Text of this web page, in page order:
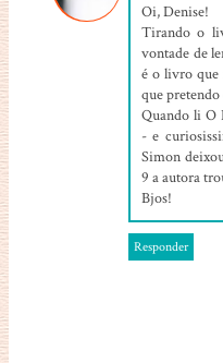
Oi, Denise!
Tirando o
vontade de
é o livro que
que
Quando li O
- e
Simon
9 a autora
Bjos!
Responder